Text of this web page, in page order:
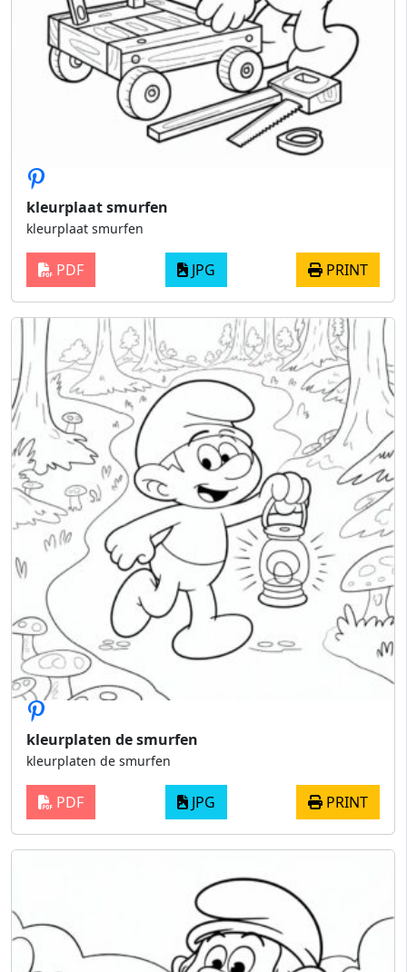
kleurplaat smurfen
kleurplaat smurfen
PDF JPG PRINT
kleurplaten de smurfen
kleurplaten de smurfen
PDF JPG PRINT